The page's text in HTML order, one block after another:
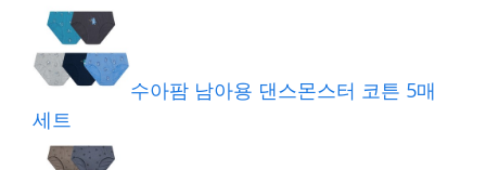
수아팜 남아용 댄스몬스터 코튼 5매
세트